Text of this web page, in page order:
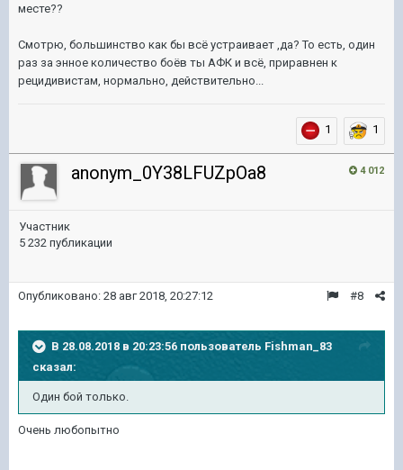
месте??
Смотрю, большинство как бы всё устраивает ,да? То есть, один
раз за энное количество боёв ты АФК и всё, приравнен к
рецидивистам, нормально, действительно...
1 1
4 012
anonym_0Y38LFUZpOa8
Участник
5 232 публикации
#8
Опубликовано: 28 авг 2018, 20:27:12
В 28.08.2018 в 20:23:56 пользователь Fishman_83
сказал:
Один бой только.
Очень любопытно